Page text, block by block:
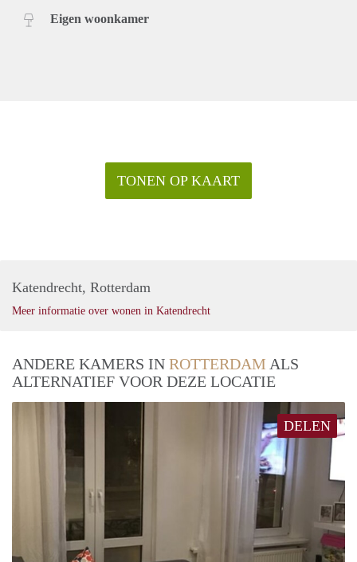
Eigen woonkamer
TONEN OP KAART
Katendrecht, Rotterdam
Meer informatie over wonen in Katendrecht
ANDERE KAMERS IN ROTTERDAM ALS
ALTERNATIEF VOOR DEZE LOCATIE
DELEN